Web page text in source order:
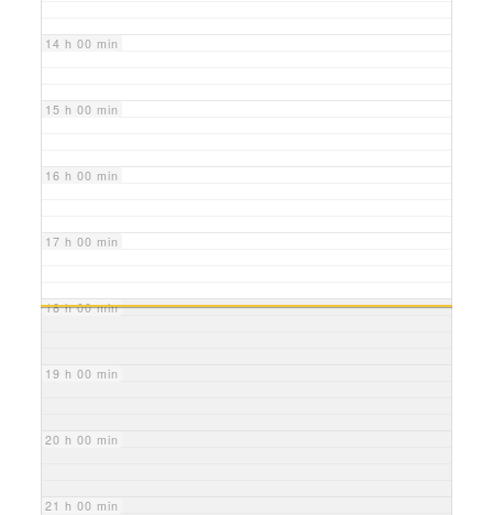
14 h 00 min
15 h 00 min
16 h 00 min
17 h 00 min
18 h 00 min
19 h 00 min
20 h 00 min
21 h 00 min